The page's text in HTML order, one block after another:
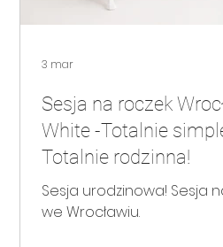
sesja rodzinna Plenerowa
Sesja na roczek
White -Totalnie
Totalnie rodzinna!
Sesja urodzinowa! Sesja
we Wrocławiu.
3 mar